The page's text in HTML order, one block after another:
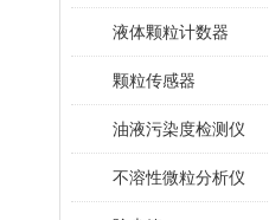
液体颗粒计数器
颗粒传感器
油液污染度检测仪
不溶性微粒分析仪